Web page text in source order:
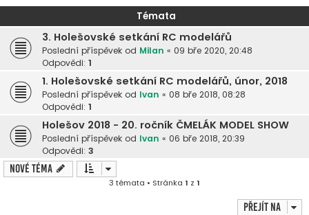
Témata
3. Holešovské setkání RC modelářů
Poslední příspěvek od Milan « 09 bře 2020, 20:48
Odpovědi: 1
1. Holešovské setkání RC modelářů, únor, 2018
Poslední příspěvek od Ivan « 08 bře 2018, 08:28
Odpovědi: 1
Holešov 2018 - 20. ročník ČMELÁK MODEL SHOW
Poslední příspěvek od Ivan « 06 bře 2018, 20:39
Odpovědi: 3
Nové téma
3 témata • Stránka 1 z 1
Přejít na